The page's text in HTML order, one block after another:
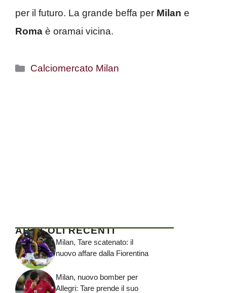
per il futuro. La grande beffa per Milan e
Roma è oramai vicina.
Categorie
Calciomercato Milan
ARTICOLI RECENTI
Milan, Tare scatenato: il
nuovo affare dalla Fiorentina
Milan, nuovo bomber per
Allegri: Tare prende il suo